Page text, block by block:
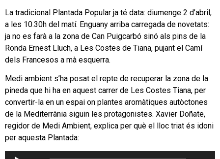
La tradicional Plantada Popular ja té data: diumenge 2 d’abril,
a les 10.30h del matí. Enguany arriba carregada de novetats:
ja no es farà a la zona de Can Puigcarbó sinó als pins de la
Ronda Ernest Lluch, a Les Costes de Tiana, pujant el Camí
dels Francesos a mà esquerra.
Medi ambient s’ha posat el repte de recuperar la zona de la
pineda que hi ha en aquest carrer de Les Costes Tiana, per
convertir-la en un espai on plantes aromàtiques autòctones
de la Mediterrània siguin les protagonistes. Xavier Doñate,
regidor de Medi Ambient, explica per què el lloc triat és idoni
per aquesta Plantada:
Reproductor